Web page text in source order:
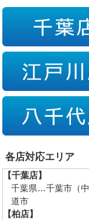
各店対応エリア
【千葉店】
千葉県…千葉市（
道市
【柏店】